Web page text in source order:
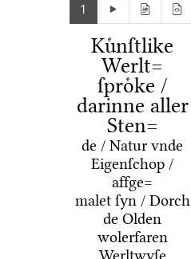
1
Kuͤnſtlike
Werlt=
ſproͤke /
darinne aller
Sten=
de / Natur vnde
Eigenſchop /
affge=
malet ſyn / Dorch
de Olden
wolerfaren